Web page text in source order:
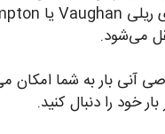
می‌شود.
آنی بار به شما امکان
خود را دنبال کنید.